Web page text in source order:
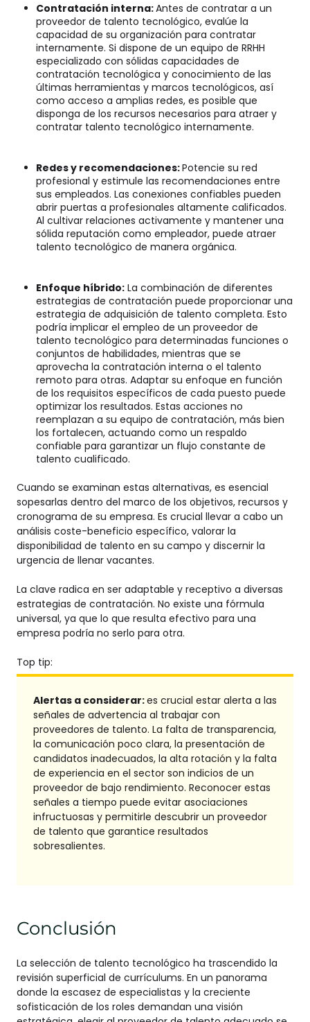
Contratación interna:Antes de contratar a un
proveedor de talento tecnológico, evalúe la
capacidad de su organización para contratar
internamente. Si dispone de un equipo de RRHH
especializado con sólidas capacidades de
contratación tecnológica y conocimiento de las
últimas herramientas y marcos tecnológicos, así
como acceso a amplias redes, es posible que
disponga de los recursos necesarios para atraer y
contratar talento tecnológico internamente.
Redes y recomendaciones:Potencie su red
profesional y estimule las recomendaciones entre
sus empleados. Las conexiones confiables pueden
abrir puertas a profesionales altamente calificados.
Al cultivar relaciones activamente y mantener una
sólida reputación como empleador, puede atraer
talento tecnológico de manera orgánica.
Enfoque híbrido: La combinación de diferentes
estrategias de contratación puede proporcionar una
estrategia de adquisición de talento completa. Esto
podría implicar el empleo de un proveedor de
talento tecnológico para determinadas funciones o
conjuntos de habilidades, mientras que se
aprovecha la contratación interna o el talento
remoto para otras. Adaptar su enfoque en función
de los requisitos específicos de cada puesto puede
optimizar los resultados. Estas acciones no
reemplazan a su equipo de contratación, más bien
los fortalecen, actuando como un respaldo
confiable para garantizar un flujo constante de
talento cualificado.
Cuando se examinan estas alternativas, es esencial
sopesarlas dentro del marco de los objetivos, recursos y
cronograma de su empresa. Es crucial llevar a cabo un
análisis coste-beneficio específico, valorar la
disponibilidad de talento en su campo y discernir la
urgencia de llenar vacantes.
La clave radica en ser adaptable y receptivo a diversas
estrategias de contratación. No existe una fórmula
universal, ya que lo que resulta efectivo para una
empresa podría no serlo para otra.
Top tip:
Alertas a considerar:es crucial estar alerta a las
señales de advertencia al trabajar con
proveedores de talento. La falta de transparencia,
la comunicación poco clara, la presentación de
candidatos inadecuados, la alta rotación y la falta
de experiencia en el sector son indicios de un
proveedor de bajo rendimiento. Reconocer estas
señales a tiempo puede evitar asociaciones
infructuosas y permitirle descubrir un proveedor
de talento que garantice resultados
sobresalientes.
Conclusión
La selección de talento tecnológico ha trascendido la
revisión superficial de currículums. En un panorama
donde la escasez de especialistas y la creciente
sofisticación de los roles demandan una visión